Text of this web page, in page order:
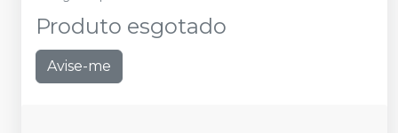
Produto esgotado
Avise-me